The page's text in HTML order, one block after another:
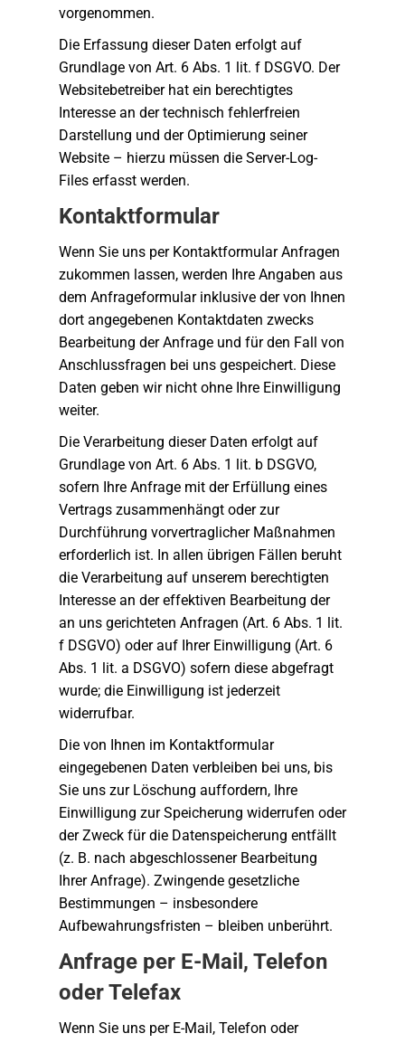
vorgenommen.
Die Erfassung dieser Daten erfolgt auf
Grundlage von Art. 6 Abs. 1 lit. f DSGVO. Der
Websitebetreiber hat ein berechtigtes
Interesse an der technisch fehlerfreien
Darstellung und der Optimierung seiner
Website – hierzu müssen die Server-Log-
Files erfasst werden.
Kontaktformular
Wenn Sie uns per Kontaktformular Anfragen
zukommen lassen, werden Ihre Angaben aus
dem Anfrageformular inklusive der von Ihnen
dort angegebenen Kontaktdaten zwecks
Bearbeitung der Anfrage und für den Fall von
Anschlussfragen bei uns gespeichert. Diese
Daten geben wir nicht ohne Ihre Einwilligung
weiter.
Die Verarbeitung dieser Daten erfolgt auf
Grundlage von Art. 6 Abs. 1 lit. b DSGVO,
sofern Ihre Anfrage mit der Erfüllung eines
Vertrags zusammenhängt oder zur
Durchführung vorvertraglicher Maßnahmen
erforderlich ist. In allen übrigen Fällen beruht
die Verarbeitung auf unserem berechtigten
Interesse an der effektiven Bearbeitung der
an uns gerichteten Anfragen (Art. 6 Abs. 1 lit.
f DSGVO) oder auf Ihrer Einwilligung (Art. 6
Abs. 1 lit. a DSGVO) sofern diese abgefragt
wurde; die Einwilligung ist jederzeit
widerrufbar.
Die von Ihnen im Kontaktformular
eingegebenen Daten verbleiben bei uns, bis
Sie uns zur Löschung auffordern, Ihre
Einwilligung zur Speicherung widerrufen oder
der Zweck für die Datenspeicherung entfällt
(z. B. nach abgeschlossener Bearbeitung
Ihrer Anfrage). Zwingende gesetzliche
Bestimmungen – insbesondere
Aufbewahrungsfristen – bleiben unberührt.
Anfrage per E-Mail, Telefon
oder Telefax
Wenn Sie uns per E-Mail, Telefon oder